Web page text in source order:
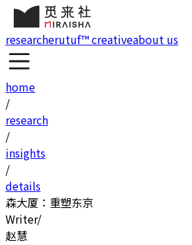
researcherutuf™ creativeabout us
home
/
research
/
insights
/
details
森大厦：重塑东京
Writer/
赵慧